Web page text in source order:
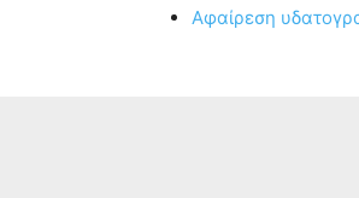
Αφαίρεση